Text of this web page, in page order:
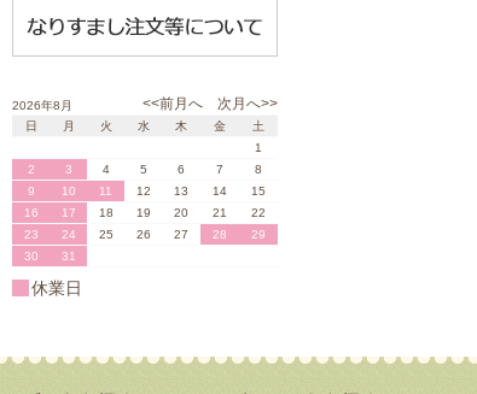
<<前月へ 次月へ>>
2026年8月
日
月 火 水 木 金
土
1
2
3 4 5 6 7
8
9
10 11 12 13 14
15
16
17 18 19 20 21
22
23
24 25 26 27 28
29
30
31
休業日